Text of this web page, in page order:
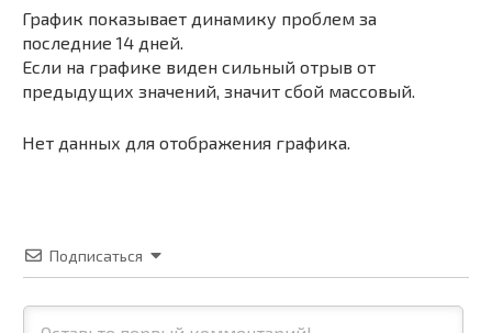
График показывает динамику проблем за
последние 14 дней.
Если на графике виден сильный отрыв от
предыдущих значений, значит сбой массовый.
Нет данных для отображения графика.
Подписаться